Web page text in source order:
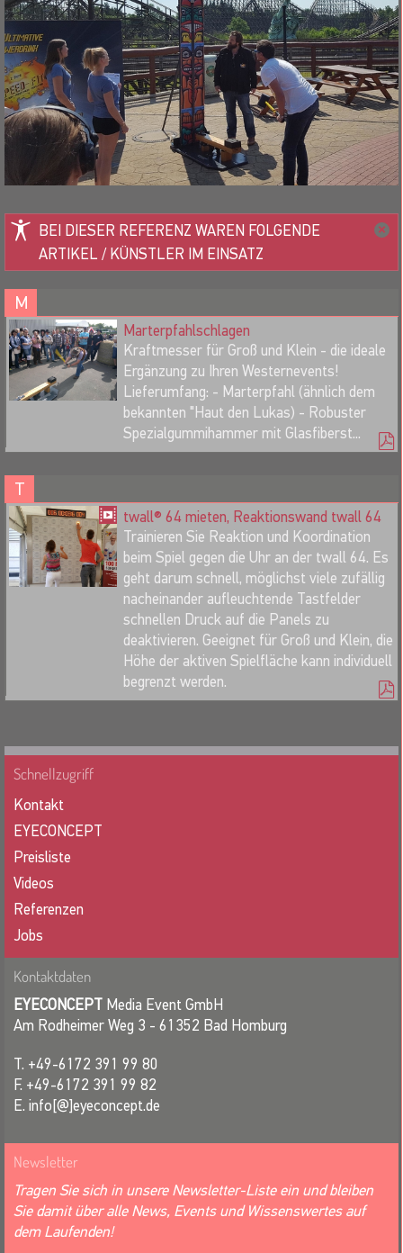
BEI DIESER REFERENZ WAREN FOLGENDE
ARTIKEL / KÜNSTLER IM EINSATZ
M
Marterpfahlschlagen
Kraftmesser für Groß und Klein - die ideale
Ergänzung zu Ihren Westernevents!
Lieferumfang: - Marterpfahl (ähnlich dem
bekannten "Haut den Lukas) - Robuster
Spezialgummihammer mit Glasfiberst...
T
twall® 64 mieten, Reaktionswand twall 64
Trainieren Sie Reaktion und Koordination
beim Spiel gegen die Uhr an der twall 64. Es
geht darum schnell, möglichst viele zufällig
nacheinander aufleuchtende Tastfelder
schnellen Druck auf die Panels zu
deaktivieren. Geeignet für Groß und Klein, die
Höhe der aktiven Spielfläche kann individuell
begrenzt werden.
Schnellzugriff
Kontakt
EYECONCEPT
Preisliste
Videos
Referenzen
Jobs
Kontaktdaten
EYECONCEPT Media Event GmbH
Am Rodheimer Weg 3 - 61352 Bad Homburg
T. +49-6172 391 99 80
F. +49-6172 391 99 82
E. info[@]eyeconcept.de
Newsletter
Tragen Sie sich in unsere Newsletter-Liste ein und bleiben
Sie damit über alle News, Events und Wissenswertes auf
dem Laufenden!